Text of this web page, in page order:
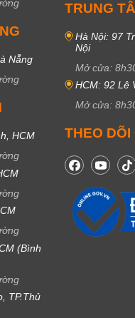
Nẵng
HCM
(Bình
TP.Thủ
TRUNG
Hà Nội: 97
Nội
Mở cửa:
HCM: 92 Lê
Mở cửa:
THEO DÕI